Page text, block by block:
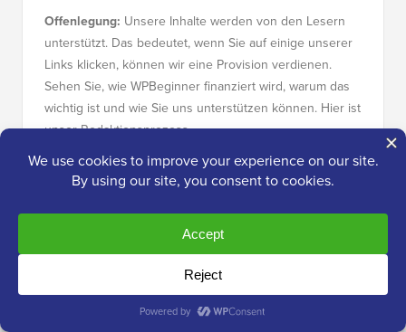
Offenlegung: Unsere Inhalte werden von den Lesern
unterstützt. Das bedeutet, wenn Sie auf einige unserer
Links klicken, können wir eine Provision verdienen.
Sehen Sie, wie WPBeginner finanziert wird, warum das
wichtig ist und wie Sie uns unterstützen können. Hier ist
unserRedaktionsprozess.
Über das Redaktionsteam
Das Editorial Staff bei WPBeginner ist ein
Team von WordPress-Experten unter der
Leitung von Syed Balkhi mit über 16 Jahren
Erfahrung in WordPress, Webhosting, E-